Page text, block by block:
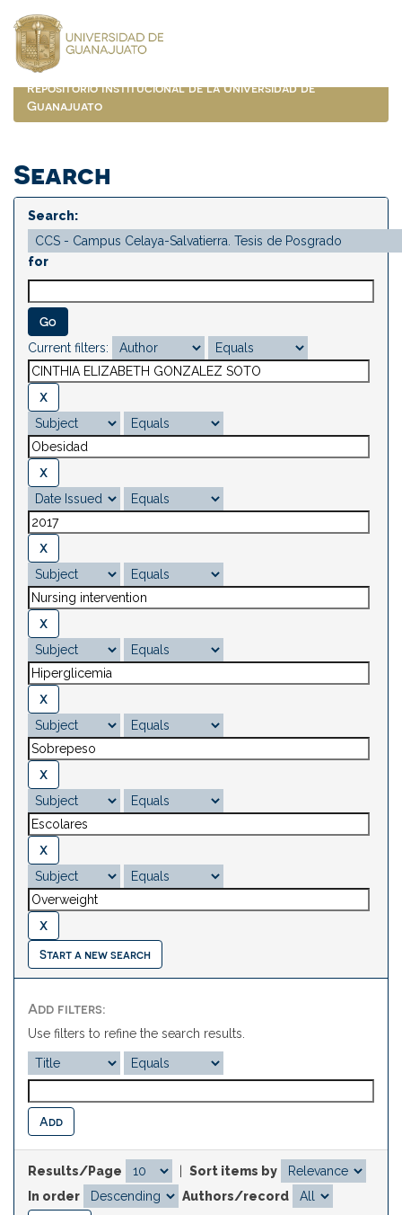
navigation
Repositorio Institucional de la Universidad de
Guanajuato
Search
Search:
for
Current filters:
Start a new search
Add filters:
Use filters to refine the search results.
Results/Page
Sort items by
In order
Authors/record